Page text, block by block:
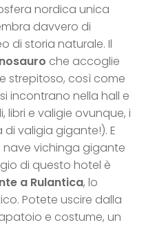
nordica unica
davvero di
di storia naturale. Il
che accoglie
strepitoso, così come
incontrano nella hall e
e valigie ovunque, i
valigia gigante!). E
nave vichinga gigante
di questo hotel è
a Rulantica, lo
Potete uscire dalla
e costume, un